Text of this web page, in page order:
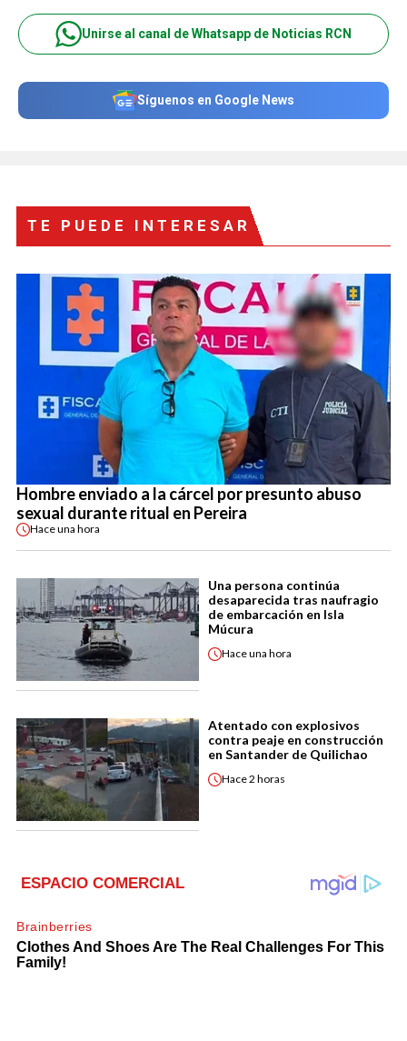
Unirse al canal de Whatsapp de Noticias RCN
Síguenos en Google News
TE PUEDE INTERESAR
Hombre enviado a la cárcel por presunto abuso
sexual durante ritual en Pereira
Haceuna hora
Una persona continúa
desaparecida tras naufragio
de embarcación en Isla
Múcura
Haceuna hora
Atentado con explosivos
contra peaje en construcción
en Santander de Quilichao
Hace2 horas